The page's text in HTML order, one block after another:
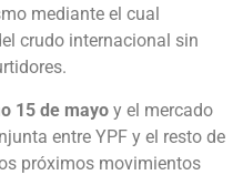
mediante el cual
crudo internacional sin
15 de mayo y el mercado
entre YPF y el resto de
próximos movimientos